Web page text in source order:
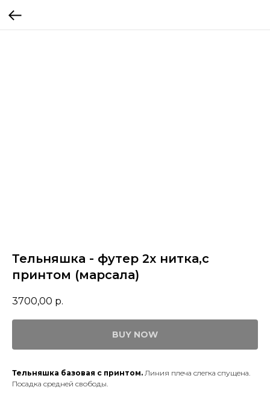
Тельняшка - футер 2х нитка,c
принтом (марсала)
3700,00 р.
BUY NOW
Тельняшка базовая с принтом. Линия плеча слегка спущена.
Посадка средней свободы.